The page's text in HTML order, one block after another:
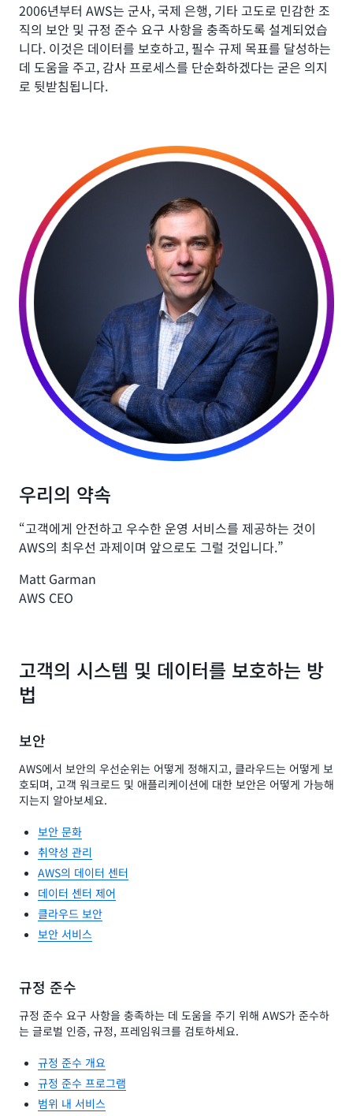
2006년부터 AWS는 군사, 국제 은행, 기타 고도로 민감한 조
직의 보안 및 규정 준수 요구 사항을 충족하도록 설계되었습
니다. 이것은 데이터를 보호하고, 필수 규제 목표를 달성하는
데 도움을 주고, 감사 프로세스를 단순화하겠다는 굳은 의지
로 뒷받침됩니다.
우리의 약속
“고객에게 안전하고 우수한 운영 서비스를 제공하는 것이
AWS의 최우선 과제이며 앞으로도 그럴 것입니다.”
Matt Garman
AWS CEO
고객의 시스템 및 데이터를 보호하는 방
법
보안
AWS에서 보안의 우선순위는 어떻게 정해지고, 클라우드는 어떻게 보
호되며, 고객 워크로드 및 애플리케이션에 대한 보안은 어떻게 가능해
지는지 알아보세요.
보안 문화
취약성 관리
AWS의 데이터 센터
데이터 센터 제어
클라우드 보안
보안 서비스
규정 준수
규정 준수 요구 사항을 충족하는 데 도움을 주기 위해 AWS가 준수하
는 글로벌 인증, 규정, 프레임워크를 검토하세요.
규정 준수 개요
규정 준수 프로그램
범위 내 서비스